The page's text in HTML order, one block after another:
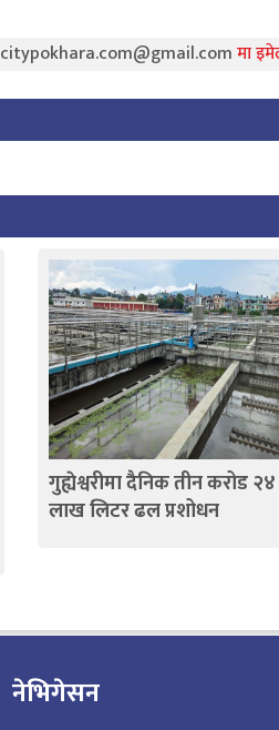
citypokhara.com@gmail.comमा
गुह्येश्वरीमा दैनिक तीन करोड २४
लाख लिटर ढल प्रशोधन
नेभिगेसन